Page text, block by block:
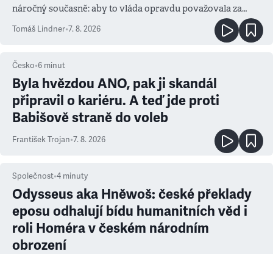
náročný současně: aby to vláda opravdu považovala za
prioritu
Tomáš Lindner•7. 8. 2026
Česko•6 minut
Byla hvězdou ANO, pak ji skandál
připravil o kariéru. A teď jde proti
Babišově straně do voleb
František Trojan•7. 8. 2026
Společnost•4 minuty
Odysseus aka Hněwoš: české překlady
eposu odhalují bídu humanitních věd i
roli Homéra v českém národním
obrození